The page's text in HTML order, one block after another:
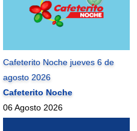
Cafeterito Noche jueves 6 de
agosto 2026
Cafeterito Noche
06 Agosto 2026